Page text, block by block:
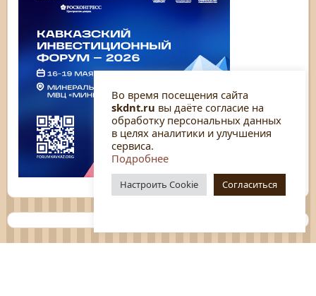
Во время посещения сайта
skdnt.ru вы даёте согласие на
обработку персональных данных
в целях аналитики и улучшения
сервиса.
Подробнее
Настроить Cookie Согласиться